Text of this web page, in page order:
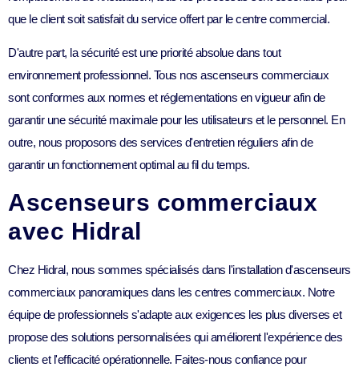
que le client soit satisfait du service offert par le centre commercial.
D'autre part, la sécurité est une priorité absolue dans tout
environnement professionnel. Tous nos ascenseurs commerciaux
sont conformes aux normes et réglementations en vigueur afin de
garantir une sécurité maximale pour les utilisateurs et le personnel. En
outre, nous proposons des services d'entretien réguliers afin de
garantir un fonctionnement optimal au fil du temps.
Ascenseurs commerciaux
avec Hidral
Chez Hidral, nous sommes spécialisés dans l'installation d'ascenseurs
commerciaux panoramiques dans les centres commerciaux. Notre
équipe de professionnels s'adapte aux exigences les plus diverses et
propose des solutions personnalisées qui améliorent l'expérience des
clients et l'efficacité opérationnelle. Faites-nous confiance pour